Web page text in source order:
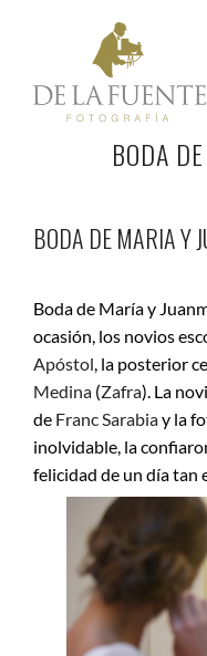
BODA
BODA DE MARIA Y
Boda de María y
ocasión, los novios
Apóstol, la posterior
Medina (Zafra). La
de Franc Sarabiay la
inolvidable, la
felicidad de un día tan